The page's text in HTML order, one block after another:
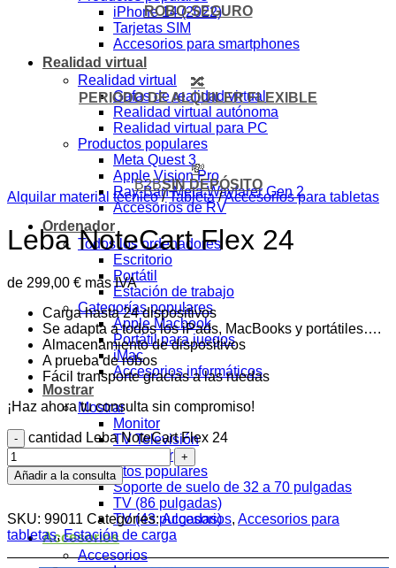
iPhone 14 (2022)
Tarjetas SIM
Accesorios para smartphones
Realidad virtual
Realidad virtual
Gafas de realidad virtual
Realidad virtual autónoma
Realidad virtual para PC
Productos populares
Meta Quest 3
Apple Vision Pro
Ray-Ban Meta Wayfarer Gen 2
Accesorios de RV
Ordenador
Todos los ordenadores
Escritorio
Portátil
Estación de trabajo
Categorías populares
Apple Macbook
Portátil para juegos
iMac
Accesorios informáticos
Mostrar
Mostrar
Monitor
TV Televisión
Proyector
Productos populares
Soporte de suelo de 32 a 70 pulgadas
TV (86 pulgadas)
TV (43 pulgadas)
Accesorios
Accesorios
ROBO-SEGURO
🔀
PERIODO DE ALQUILER FLEXIBLE
💸
B2BSIN DEPÓSITO
Alquilar material técnico / Tableta /Accesorios para tabletas
Leba NoteCart Flex 24
de 299,00 € más IVA
Carga hasta 24 dispositivos
Se adapta a todos los iPads, MacBooks y portátiles….
Almacenamiento de dispositivos
A prueba de robos
Fácil transporte gracias a las ruedas
¡Haz ahora tu consulta sin compromiso!
cantidad Leba NoteCart Flex 24
Añadir a la consulta
SKU: 99011 Categories:Accesorios, Accesorios para
tabletas,Estación de carga